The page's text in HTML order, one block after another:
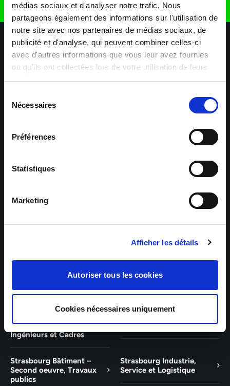
médias sociaux et d'analyser notre trafic. Nous
partageons également des informations sur l'utilisation de
notre site avec nos partenaires de médias sociaux, de
publicité et d'analyse, qui peuvent combiner celles-ci
avec d'autres informations que vous leur avez fournies
ou qu'ils ont collectées lors de votre utilisation de leurs
services.
Nécessaires
Préférences
Statistiques
Marketing
Afficher les détails
Autoriser tous les cookies
Cookies nécessaires uniquement
Retrouvez nous sur
Nos agences Aide & Contact
Maxiplan
Mulhouse – Industrie,
Logistique, Transport et
Bâtiment et Tertiaire
Logistique, Bâtiment et
Guebwiller – Industrie,
Experts Paris – Tertiaire,
Cadres
Experts Strasbourg –
Illkirch-Graffenstaden
Experts Saint-Louis –
Tertiaire, Techniciens,
Ingénieurs et Cadres
Tertiaire, Techniciens,
Ingénieurs et Cadres
Saint-Louis – Industrie,
Logistique, Service
Strasbourg Bâtiment –
Second oeuvre, Travaux
publics
Strasbourg Industrie,
Service et Logistique